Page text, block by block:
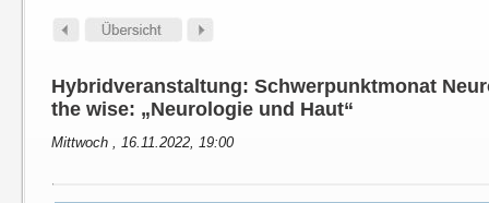
Hybridveranstaltung: Schwerpunktmonat
the wise: „Neurologie und Haut“
Mittwoch , 16.11.2022, 19:00